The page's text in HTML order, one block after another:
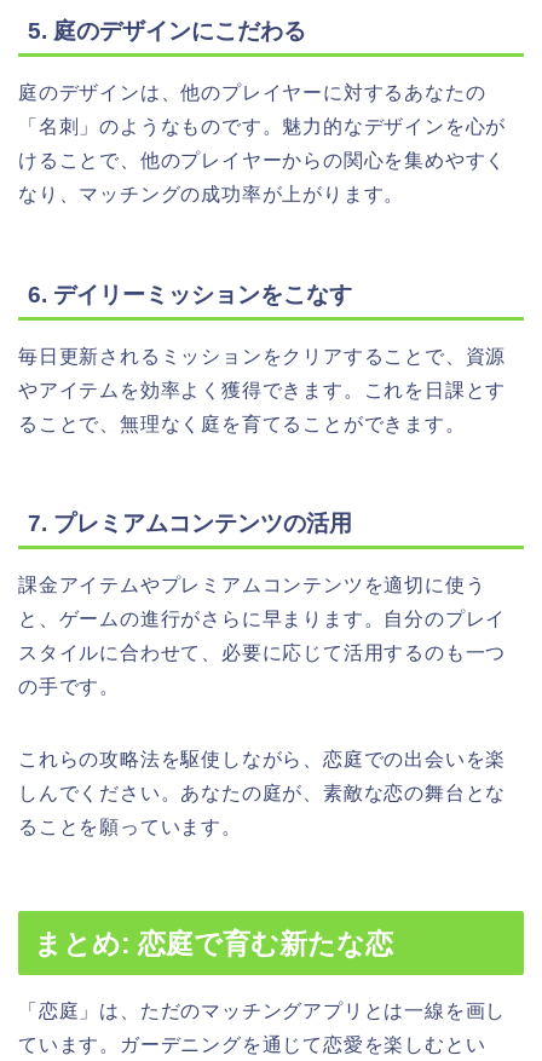
5. 庭のデザインにこだわる
庭のデザインは、他のプレイヤーに対するあなたの
「名刺」のようなものです。魅力的なデザインを心が
けることで、他のプレイヤーからの関心を集めやすく
なり、マッチングの成功率が上がります。
6. デイリーミッションをこなす
毎日更新されるミッションをクリアすることで、資源
やアイテムを効率よく獲得できます。これを日課とす
ることで、無理なく庭を育てることができます。
7. プレミアムコンテンツの活用
課金アイテムやプレミアムコンテンツを適切に使う
と、ゲームの進行がさらに早まります。自分のプレイ
スタイルに合わせて、必要に応じて活用するのも一つ
の手です。
これらの攻略法を駆使しながら、恋庭での出会いを楽
しんでください。あなたの庭が、素敵な恋の舞台とな
ることを願っています。
まとめ: 恋庭で育む新たな恋
「恋庭」は、ただのマッチングアプリとは一線を画し
ています。ガーデニングを通じて恋愛を楽しむとい